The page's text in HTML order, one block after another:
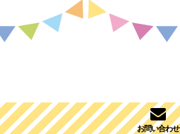
お問い合わせ